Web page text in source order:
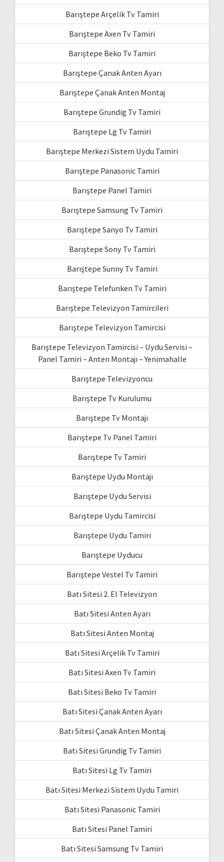
Barıştepe Arçelik Tv Tamiri
Barıştepe Axen Tv Tamiri
Barıştepe Beko Tv Tamiri
Barıştepe Çanak Anten Ayarı
Barıştepe Çanak Anten Montaj
Barıştepe Grundig Tv Tamiri
Barıştepe Lg Tv Tamiri
Barıştepe Merkezi Sistem Uydu Tamiri
Barıştepe Panasonic Tamiri
Barıştepe Panel Tamiri
Barıştepe Samsung Tv Tamiri
Barıştepe Sanyo Tv Tamiri
Barıştepe Sony Tv Tamiri
Barıştepe Sunny Tv Tamiri
Barıştepe Telefunken Tv Tamiri
Barıştepe Televizyon Tamircileri
Barıştepe Televizyon Tamircisi
Barıştepe Televizyon Tamircisi – Uydu Servisi –
Panel Tamiri – Anten Montajı – Yenimahalle
Barıştepe Televizyoncu
Barıştepe Tv Kurulumu
Barıştepe Tv Montajı
Barıştepe Tv Panel Tamiri
Barıştepe Tv Tamiri
Barıştepe Uydu Montajı
Barıştepe Uydu Servisi
Barıştepe Uydu Tamircisi
Barıştepe Uydu Tamiri
Barıştepe Uyducu
Barıştepe Vestel Tv Tamiri
Batı Sitesi 2. El Televizyon
Batı Sitesi Anten Ayarı
Batı Sitesi Anten Montaj
Batı Sitesi Arçelik Tv Tamiri
Batı Sitesi Axen Tv Tamiri
Batı Sitesi Beko Tv Tamiri
Batı Sitesi Çanak Anten Ayarı
Batı Sitesi Çanak Anten Montaj
Batı Sitesi Grundig Tv Tamiri
Batı Sitesi Lg Tv Tamiri
Batı Sitesi Merkezi Sistem Uydu Tamiri
Batı Sitesi Panasonic Tamiri
Batı Sitesi Panel Tamiri
Batı Sitesi Samsung Tv Tamiri